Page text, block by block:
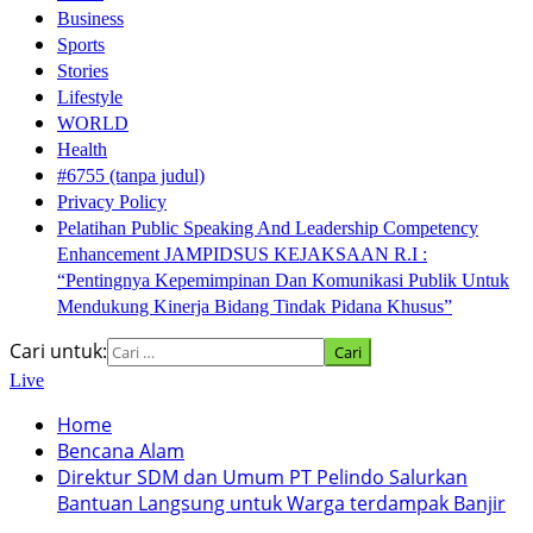
Business
Sports
Stories
Lifestyle
WORLD
Health
#6755 (tanpa judul)
Privacy Policy
Pelatihan Public Speaking And Leadership Competency
Enhancement JAMPIDSUS KEJAKSAAN R.I :
“Pentingnya Kepemimpinan Dan Komunikasi Publik Untuk
Mendukung Kinerja Bidang Tindak Pidana Khusus”
Cari untuk:
Live
Home
Bencana Alam
Direktur SDM dan Umum PT Pelindo Salurkan
Bantuan Langsung untuk Warga terdampak Banjir